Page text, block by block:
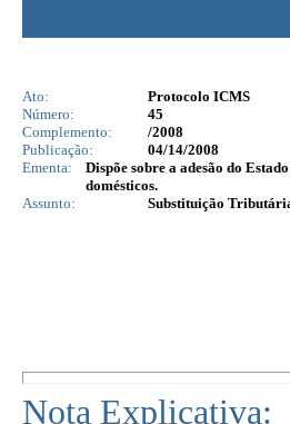
Ato:
Protocolo ICMS
Número:
45
Complemento:
/2008
Publicação:
04/14/2008
Ementa:
Dispõe sobre a adesão do
domésticos.
Assunto:
Substituição
Nota Explicativa: